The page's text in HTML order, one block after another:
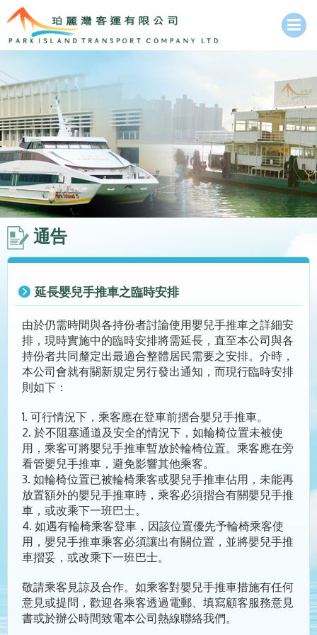
通告
延長嬰兒手推車之臨時安排
由於仍需時間與各持份者討論使用嬰兒手推車之詳細安
排，現時實施中的臨時安排將需延長，直至本公司與各
持份者共同釐定出最適合整體居民需要之安排。介時，
本公司會就有關新規定另行發出通知，而現行臨時安排
則如下：
1. 可行情況下，乘客應在登車前摺合嬰兒手推車。
2. 於不阻塞通道及安全的情況下，如輪椅位置未被使
用，乘客可將嬰兒手推車暫放於輪椅位置。乘客應在旁
看管嬰兒手推車，避免影響其他乘客。
3. 如輪椅位置已被輪椅乘客或嬰兒手推車佔用，未能再
放置額外的嬰兒手推車時，乘客必須摺合有關嬰兒手推
車，或改乘下一班巴士。
4. 如遇有輪椅乘客登車，因該位置優先予輪椅乘客使
用，嬰兒手推車乘客必須讓出有關位置，並將嬰兒手推
車摺妥，或改乘下一班巴士。
敬請乘客見諒及合作。如乘客對嬰兒手推車措施有任何
意見或提問，歡迎各乘客透過電郵、填寫顧客服務意見
書或於辦公時間致電本公司熱線聯絡我們。